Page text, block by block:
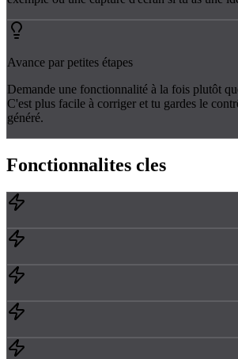
Avance par petites étapes
Demande une fonctionnalité à la fois plutôt
C'est plus facile à corriger et tu gardes le
généré.
Fonctionnalites cles